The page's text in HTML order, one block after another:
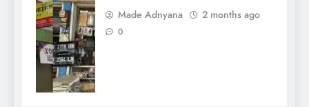
Made Adnyana 2 months ago
0